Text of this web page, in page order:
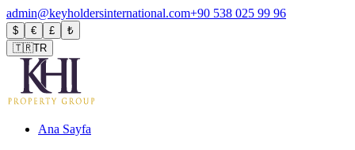
admin@keyholdersinternational.com+90 538 025 99 96
$ € £
₺
🇹🇷TR
Ana Sayfa